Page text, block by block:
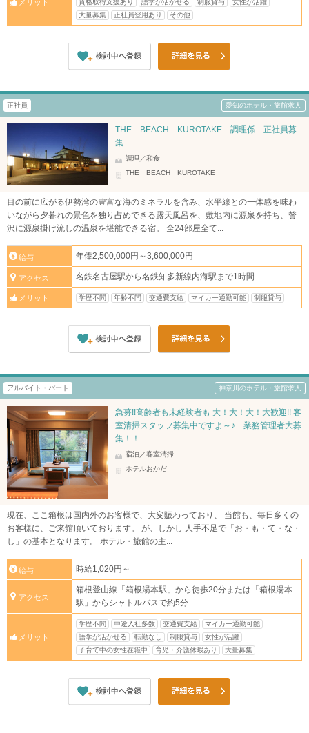
メリット
資格取得支援あり
語学が活かせる 制服貸与
女性が活躍
大量募集
正社員登用あり その他
正社員 愛知のホテル・旅館求人
THE BEACH KUROTAKE 調理係 正社員募
集
調理／和食
THE BEACH KUROTAKE
目の前に広がる伊勢湾の豊富な海のミネラルを含み、水平線との一体感を味わ
いながら夕暮れの景色を独り占めできる露天風呂を、敷地内に源泉を持ち、贅
沢に源泉掛け流しの温泉を堪能できる宿。 全24部屋全て...
給与 年俸2,500,000円～3,600,000円
アクセス 名鉄名古屋駅から名鉄知多新線内海駅まで1時間
メリット 学歴不問 年齢不問 交通費支給 マイカー通勤可能 制服貸与
アルバイト・パート 神奈川のホテル・旅館求人
急募!!高齢者も未経験者も 大！大！大！大歓迎!! 客
室清掃スタッフ募集中ですよ～♪ 業務管理者大募
集！！
宿泊／客室清掃
ホテルおかだ
現在、ここ箱根は国内外のお客様で、大変賑わっており、 当館も、毎日多くの
お客様に、ご来館頂いております。 が、しかし 人手不足で「お・も・て・な・
し」の基本となります。 ホテル・旅館の主...
給与 時給1,020円～
アクセス
箱根登山線「箱根湯本駅」から徒歩20分または「箱根湯本
駅」からシャトルバスで約5分
メリット
学歴不問 中途入社多数 交通費支給
マイカー通勤可能
語学が活かせる
転勤なし 制服貸与
女性が活躍
子育て中の女性在職中
育児・介護休暇あり 大量募集